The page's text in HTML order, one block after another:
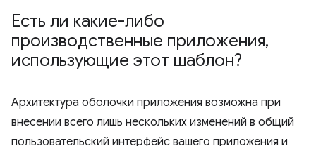
Есть ли какие-либо
производственные приложения,
использующие этот шаблон?
Архитектура оболочки приложения возможна при
внесении всего лишь нескольких изменений в общий
пользовательский интерфейс вашего приложения и